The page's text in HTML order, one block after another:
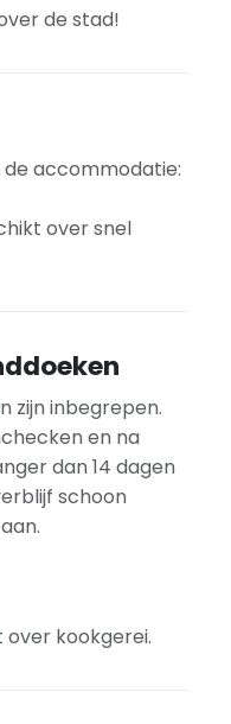
de stad!
accommodatie:
over snel
zijn inbegrepen.
en na
dan 14 dagen
schoon
kookgerei.